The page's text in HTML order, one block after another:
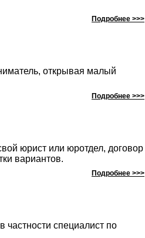
Подробнее >>>
открывая малый
Подробнее >>>
юрист или юротдел, договор
вариантов.
Подробнее >>>
специалист по